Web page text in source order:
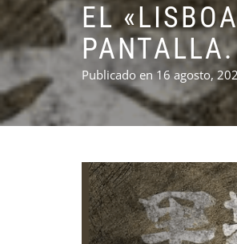
EL
PANTALLA.
Publicado en16 agosto,